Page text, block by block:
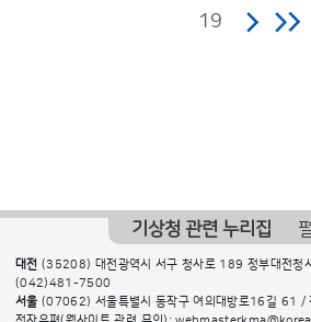
19
기상청 관련 누리집
대전 (35208) 대전광역시 서구 청사로 189 정부대전
(042)481-7500
서울 (07062) 서울특별시 동작구 여의대방로16길 61 /